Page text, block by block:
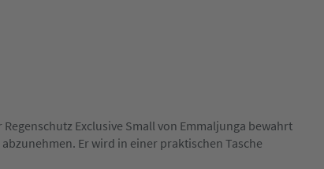
Exclusive Small von Emmaljunga bewahrt
Er wird in einer praktischen Tasche